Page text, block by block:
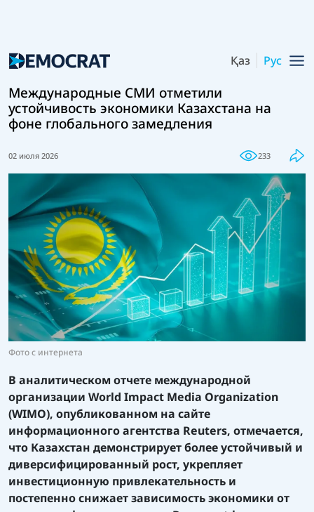
Қаз Рус
Международные СМИ отметили
устойчивость экономики Казахстана на
фоне глобального замедления
02 июля 2026 233
Фото с интернета
В аналитическомотчете международной
организации World Impact Media Organization
(WIMO), опубликованном на сайте
информационного агентства Reuters, отмечается,
что Казахстан демонстрирует более устойчивый и
диверсифицированный рост, укрепляет
инвестиционную привлекательность и
постепенно снижает зависимость экономики от